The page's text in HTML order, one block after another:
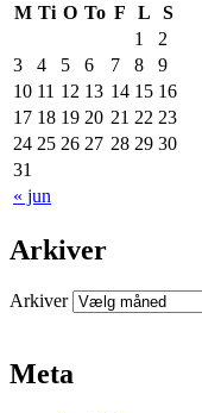
M Ti O To F L S
« jun
1
2
3
4 5 6 7 8
9
10 11 12 13 14 15 16
17 18 19 20 21 22 23
24 25 26 27 28 29 30
31
Arkiver
Arkiver
Meta